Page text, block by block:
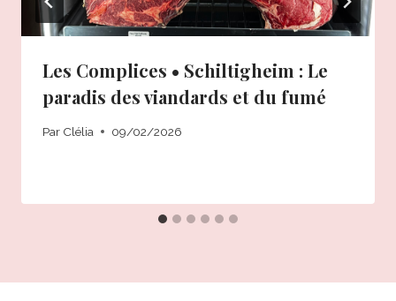
Les Complices • Schiltigheim : Le
paradis des viandards et du fumé
Par Clélia 09/02/2026